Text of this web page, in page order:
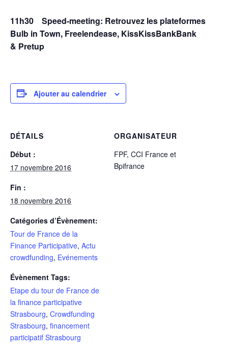
11h30 Speed-meeting: Retrouvez les plateformes
Bulb in Town, Freelendease, KissKissBankBank
& Pretup
Ajouter au calendrier
DÉTAILS
Début :
17 novembre 2016
Fin :
18 novembre 2016
Catégories d’Évènement:
Tour de France de la
Finance Participative, Actu
crowdfunding, Evénements
Évènement Tags:
Etape du tour de France de
la finance participative
Strasbourg, Crowdfunding
Strasbourg, financement
participatif Strasbourg
ORGANISATEUR
FPF, CCI France et
Bpifrance